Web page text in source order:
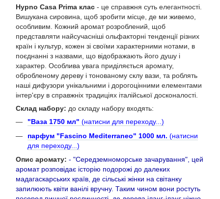
Hypno Casa Prima клас - це справжня суть елегантності.
Вишукана сировина, щоб зробити місце, де ми живемо,
особливим. Кожний аромат розроблений, щоб
представляти найсучасніші ольфакторні тенденції різних
країн і культур, кожен зі своїми характерними нотами, в
поєднанні з назвами, що відображають його душу і
характер. Особлива увага приділяється аромату,
обробленому дереву і тонованому склу вази, та роблять
наші дифузори унікальними і дорогоцінними елементами
інтер'єру в справжніх традиціях італійської досконалості.
Склад набору: до складу набору входять:
"Ваза 1750 мл" (натисни для переходу...)
парфум "Fascino Mediterraneo" 1000 мл. (натисни
для переходу...)
Опис аромату: - "Середземноморське зачарування", цей
аромат розповідає історію подорожі до далеких
мадагаскарських країв, де сільські жінки на світанку
запилюють квіти ванілі вручну. Таким чином вони ростуть